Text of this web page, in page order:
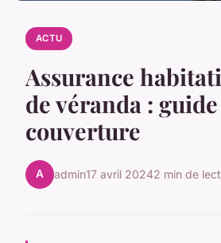
ACTU
Assurance
de véranda :
couverture
A admin17 avril 20242 min de